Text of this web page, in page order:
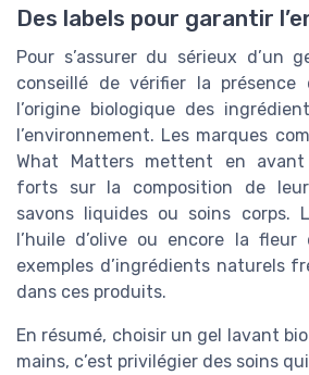
Des labels pour garantir
Pour s’assurer du sérieux d’un
conseillé de vérifier la présence
l’origine biologique des
l’environnement. Les marques
What Matters mettent en avant
forts sur la composition de
savons liquides ou soins corps.
l’huile d’olive ou encore la fleur
exemples d’ingrédients naturels
dans ces produits.
En résumé, choisir un gel lavant
mains, c’est privilégier des soins